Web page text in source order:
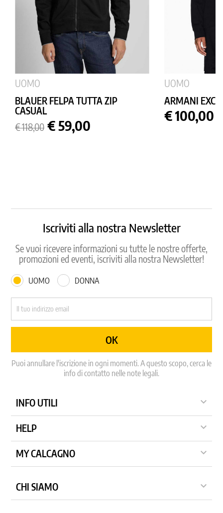
UOMO
BLAUER FELPA TUTTA ZIP
CASUAL
Prezzo
base
€ 118,00 Prezzo
€ 59,00
UOMO
ARMANI
Prezzo
€ 100,00
Iscriviti alla nostra Newsletter
Se vuoi ricevere informazioni su tutte le nostre offerte,
promozioni ed eventi, iscriviti alla nostra Newsletter!
UOMO DONNA
Puoi annullare l'iscrizione in ogni momenti. A questo scopo, cerca le
info di contatto nelle note legali.
INFO UTILI 
HELP 
MY CALCAGNO 
CHI SIAMO 